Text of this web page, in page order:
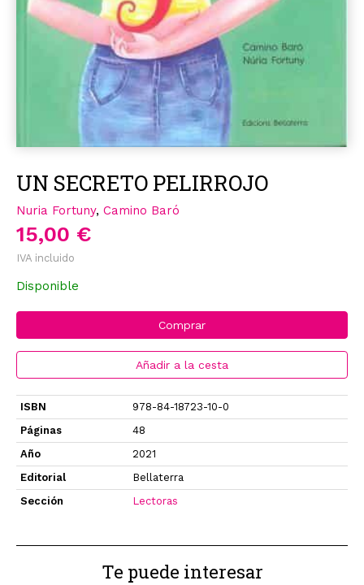
UN SECRETO PELIRROJO
Nuria Fortuny, Camino Baró
15,00 €
IVA incluido
Disponible
Comprar
Añadir a la cesta
ISBN
978-84-18723-10-0
Páginas
48
Año
2021
Editorial
Bellaterra
Sección
Lectoras
Te puede interesar